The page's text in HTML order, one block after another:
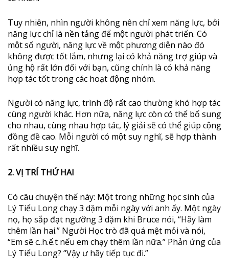
Tuy nhiên, nhìn người không nên chỉ xem năng lực, bởi
năng lực chỉ là nền tảng để một người phát triển. Có
một số người, năng lực về một phương diện nào đó
không được tốt lắm, nhưng lại có khả năng trợ giúp và
ủng hộ rất lớn đối với bạn, cũng chính là có khả năng
hợp tác tốt trong các hoạt động nhóm.
Người có năng lực, trình độ rất cao thường khó hợp tác
cùng người khác. Hơn nữa, năng lực còn có thể bổ sung
cho nhau, cùng nhau hợp tác, lý giải sẽ có thể giúp cộng
đồng đề cao. Mỗi người có một suy nghĩ, sẽ hợp thành
rất nhiều suy nghĩ.
2. VỊ TRÍ THỨ HAI
Có câu chuyện thế này: Một trong những học sinh của
Lý Tiểu Long chạy 3 dặm mỗi ngày với anh ấy. Một ngày
nọ, họ sắp đạt ngưỡng 3 dặm khi Bruce nói, “Hãy làm
thêm lần hai.” Người Học trò đã quá mệt mỏi và nói,
“Em sẽ c..h.ế.t nếu em chạy thêm lần nữa.” Phản ứng của
Lý Tiểu Long? “Vậy ư hãy tiếp tục đi.”